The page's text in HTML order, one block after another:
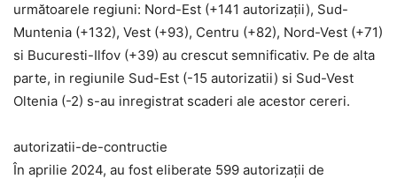
următoarele regiuni: Nord-Est (+141 autorizații), Sud-
Muntenia (+132), Vest (+93), Centru (+82), Nord-Vest (+71)
si Bucuresti-Ilfov (+39) au crescut semnificativ. Pe de alta
parte, in regiunile Sud-Est (-15 autorizatii) si Sud-Vest
Oltenia (-2) s-au inregistrat scaderi ale acestor cereri.
autorizatii-de-contructie
În aprilie 2024, au fost eliberate 599 autorizații de